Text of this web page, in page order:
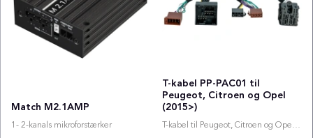
Match M2.1AMP
1- 2-kanals mikroforstærker
T-kabel PP-PAC01 til
Peugeot, Citroen og Opel
(2015>)
T-kabel til Peugeot, Citroen og Opel (2015>)